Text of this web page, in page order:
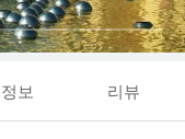
보 리뷰